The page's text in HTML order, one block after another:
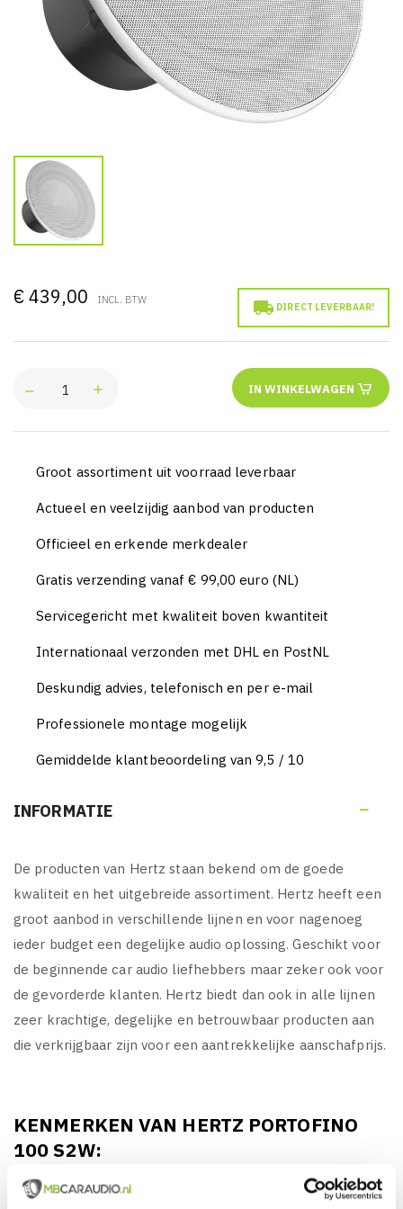
€ 439,00 INCL. BTW  DIRECT LEVERBAAR!
IN WINKELWAGEN
Groot assortiment uit voorraad leverbaar
Actueel en veelzijdig aanbod van producten
Officieel en erkende merkdealer
Gratis verzending vanaf € 99,00 euro (NL)
Servicegericht met kwaliteit boven kwantiteit
Internationaal verzonden met DHL en PostNL
Deskundig advies, telefonisch en per e-mail
Professionele montage mogelijk
Gemiddelde klantbeoordeling van 9,5 / 10
INFORMATIE 
De producten van Hertz staan bekend om de goede
kwaliteit en het uitgebreide assortiment. Hertz heeft een
groot aanbod in verschillende lijnen en voor nagenoeg
ieder budget een degelijke audio oplossing. Geschikt voor
de beginnende car audio liefhebbers maar zeker ook voor
de gevorderde klanten. Hertz biedt dan ook in alle lijnen
zeer krachtige, degelijke en betrouwbaar producten aan
die verkrijgbaar zijn voor een aantrekkelijke aanschafprijs.
KENMERKEN VAN HERTZ PORTOFINO
100 S2W:
Hertz Portofino 100 S2W, Hoogwaardige Kwaliteit